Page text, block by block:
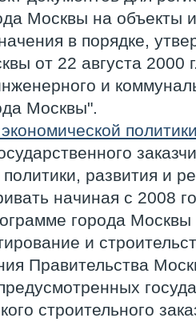
Москвы на объекты
в порядке,
от 22 августа 2000
и
Москвы".
развития и
начиная с 2008
города
и
Правительства
строительного